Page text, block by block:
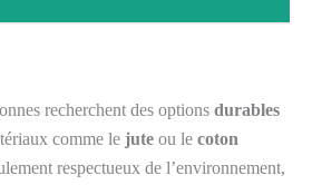
recherchent des options durables
comme le jute ou le coton
respectueux de l’environnement,